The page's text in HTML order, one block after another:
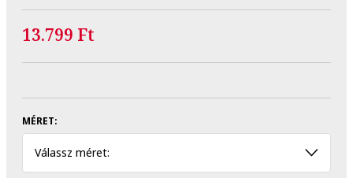
13.799 Ft
MÉRET:
Válassz méret: